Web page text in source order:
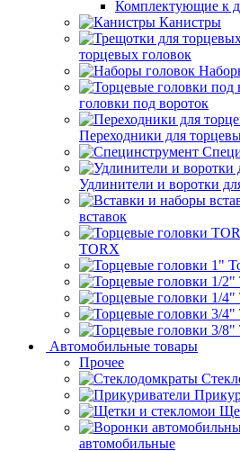
Комплектующие к
Канистры
торцевых головок
головки под вороток
Переходники для
Удлинители и воротки
вставок
TORX
Автомобильные товары
Прочее
автомобильные